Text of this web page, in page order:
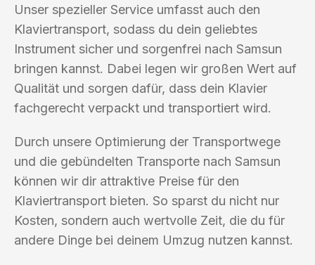
Unser spezieller Service umfasst auch den
Klaviertransport, sodass du dein geliebtes
Instrument sicher und sorgenfrei nach Samsun
bringen kannst. Dabei legen wir großen Wert auf
Qualität und sorgen dafür, dass dein Klavier
fachgerecht verpackt und transportiert wird.
Durch unsere Optimierung der Transportwege
und die gebündelten Transporte nach Samsun
können wir dir attraktive Preise für den
Klaviertransport bieten. So sparst du nicht nur
Kosten, sondern auch wertvolle Zeit, die du für
andere Dinge bei deinem Umzug nutzen kannst.